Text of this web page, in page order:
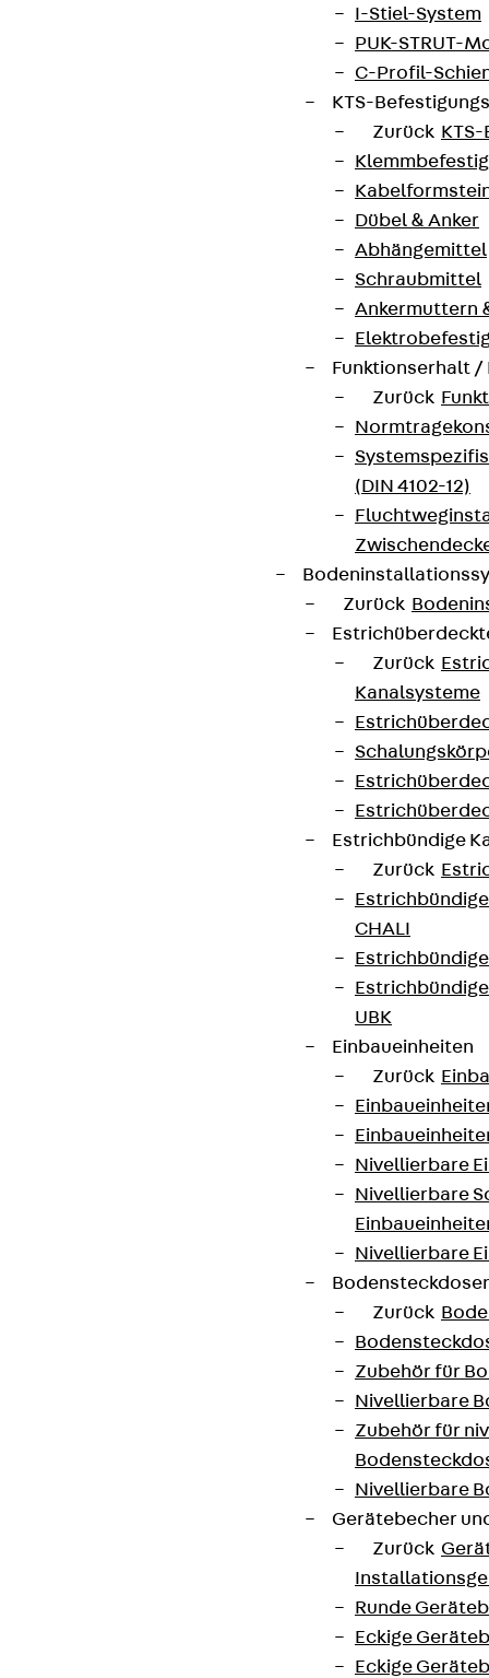
I-Stiel-System
PUK-STRUT-
C-Profil-
KTS-
Zurück
Dübel & Anker
Abhängemittel
Schraubmittel
Ankermuttern
Funktionserhalt
Zurück
(DIN 4102-12)
Zurück
Zurück
Kanalsysteme
Estrichbündige
Zurück
CHALI
UBK
Einbaueinheiten
Zurück
Nivellierbare
Nivellierbare
Nivellierbare
Zurück
Zubehör für
Nivellierbare
Zubehör für
Nivellierbare
Gerätebecher
Zurück
Runde
Eckige
Eckige